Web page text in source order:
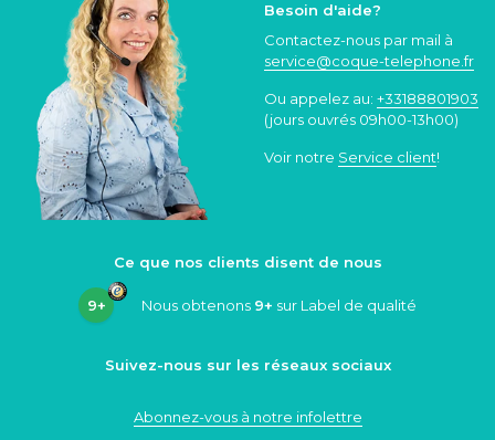
Besoin d'aide?
Contactez-nous par mail à
service@coque-telephone.fr
Ou appelez au: +33188801903
(jours ouvrés 09h00-13h00)
Voir notre Service client!
Ce que nos clients disent de nous
9+ Nous obtenons 9+ sur Label de qualité
Suivez-nous sur les réseaux sociaux
Abonnez-vous à notre infolettre